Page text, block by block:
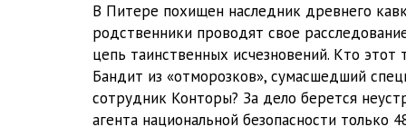
01_01_08
01_01_09
01_01_10
В Питере похищен наследник древнего
родственники проводят свое
цепь таинственных исчезновений. Кто этот
Бандит из «отморозков», сумасшедший
сотрудник Конторы? За дело берется
агента национальной безопасности только